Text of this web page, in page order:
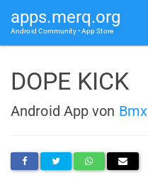
apps.merq.org
Android Community • App Store
DOPE KICK
Android App von